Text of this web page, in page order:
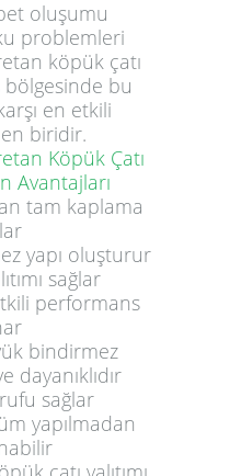
oluşumu
problemleri
köpük çatı
bu
en etkili
biridir.
Köpük Çatı
Avantajları
tam kaplama
yapı oluşturur
sağlar
performans
bindirmez
dayanıklıdır
sağlar
yapılmadan